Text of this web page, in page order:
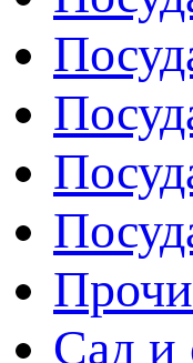
Сад и